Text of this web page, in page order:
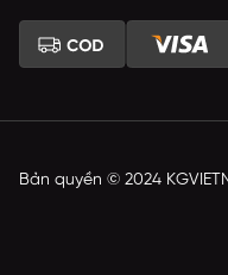
Bản quyền © 2024